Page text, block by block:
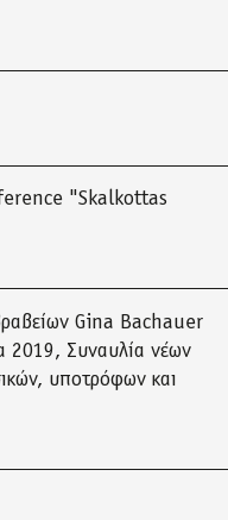
"Skalkottas
Gina Bachauer
2019, Συναυλία νέων
υποτρόφων και